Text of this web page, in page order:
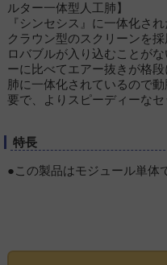
ルター一体型人工肺】
『シンセシス』に一体化さ
クラウン型のスクリーンを
ロバブルが入り込むことが
ーに比べてエアー抜きが格
肺に一体化されているので
要で、よりスピーディーな
特長
●この製品はモジュール単体